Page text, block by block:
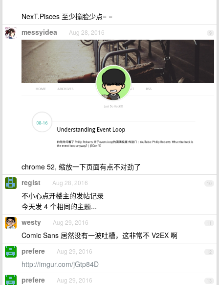
NexT.Pisces 至少撞脸少点= =
9
messyidea Aug 28, 2016
chrome 52, 缩放一下页面有点不对劲了
10
regist Aug 28, 2016
不小心点开楼主的发帖记录
今天发 4 个相同的主题...
11
westy Aug 29, 2016
Comic Sans 居然没有一波吐槽，这非常不 V2EX 啊
12
prefere Aug 29, 2016
http://imgur.com/jGtp84D
13
prefere Aug 29, 2016